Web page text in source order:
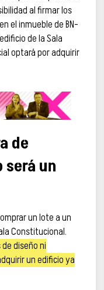
al firmar los
el inmueble de BN-
de la Sala
optará por adquirir
de
será un
un lote a un
Constitucional.
diseño ni
un edificio ya